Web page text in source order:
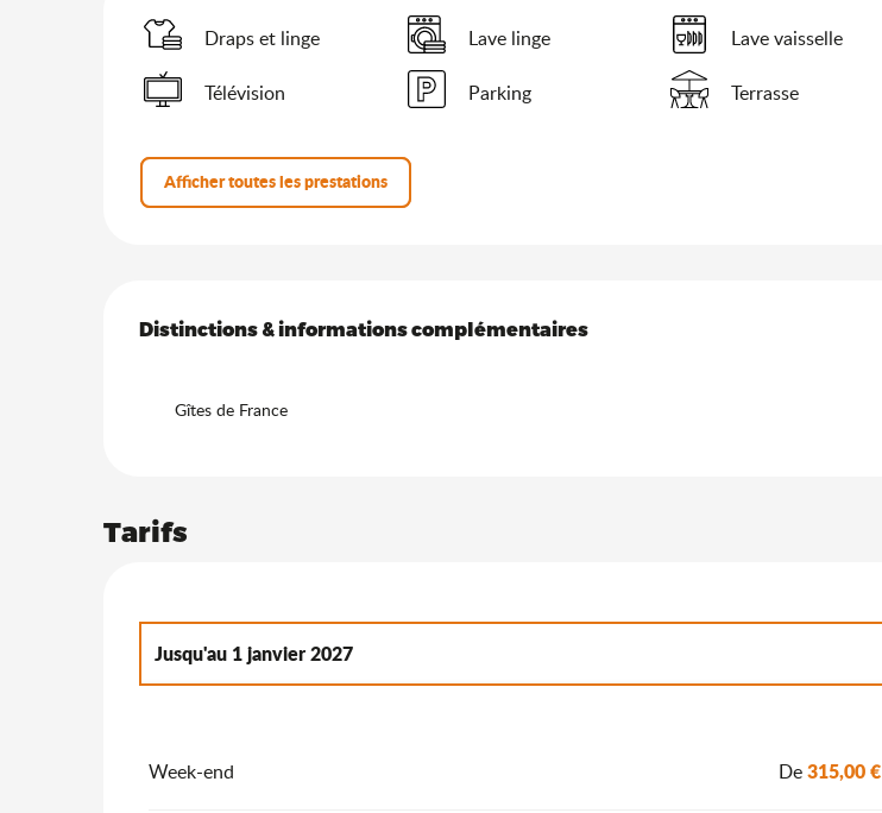
Draps et linge Lave linge Lave vaisselle
Télévision Parking Terrasse
Afficher toutes les prestations
Distinctions & informations complémentaires
Distinctions & informations complémentaires
Gîtes de France
Tarifs
Jusqu'au 1 janvier 2027
Week-end De315,00 €